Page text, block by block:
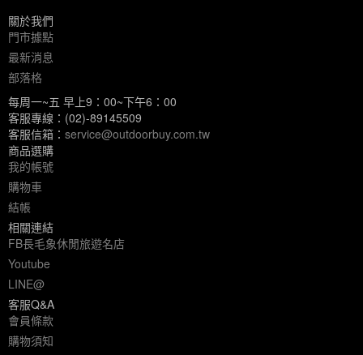
關於我們
門市據點
最新消息
部落格
每周一~五 早上9：00~下午6：00
客服專線：(02)-89145509
客服信箱： service@outdoorbuy.com.tw
商品選購
我的帳號
購物車
結帳
相關連結
FB長毛象休閒旅遊名店
Youtube
LINE@
客服Q&A
會員條款
購物須知